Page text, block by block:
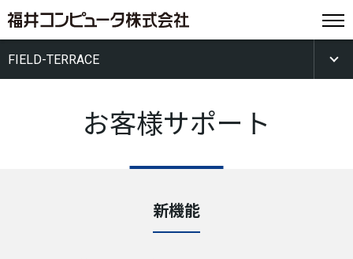
FIELD-TERRACE
お客様サポート
新機能